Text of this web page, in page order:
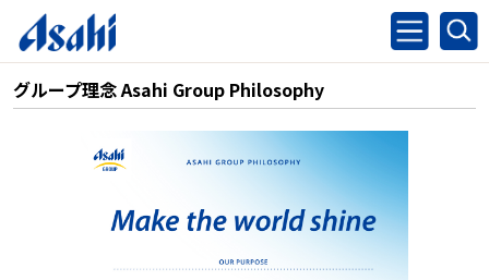
グループ理念 Asahi Group Philosophy